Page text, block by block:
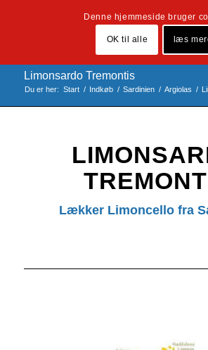
Limonsardo Tremontis
Du er her: Start / Indkøb / Sardinien / Argiolas /
Lækker Limoncello fra
Denne hjemmeside bruger
OK til alle læs